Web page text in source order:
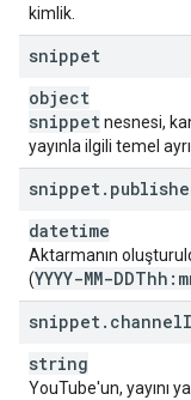
kimlik.
snippet
object
snippetnesnesi,
yayınla ilgili temel
snippet.
datetime
Aktarmanın
(YYYY-MM-
snippet. channel
string
YouTube'un, yayını